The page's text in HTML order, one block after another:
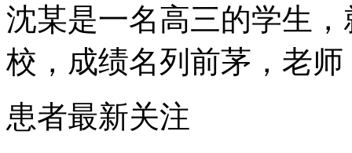
沈某是一名高三的学生
校，成绩名列前茅，老师
患者最新关注